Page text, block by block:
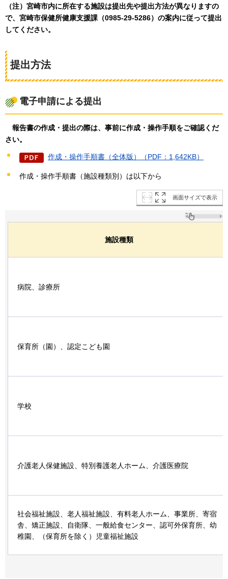
（注）宮崎市内に所在する施設は提出先や提出方法が異なりますの
で、宮崎市保健所健康支援課（0985-29-5286）の案内に従って提出
してください。
提出方法
電子申請による提出
報告書の作成・提出の際は、事前に作成・操作手順をご確認くだ
さい。
作成・操作手順書（全体版）（PDF：1,642KB）
作成・操作手順書（施設種類別）は以下から
画面サイズで表示
施設種類
病院、診療所
保育所（園）、認定こども園
学校
介護老人保健施設、特別養護老人ホーム、介護医療院
社会福祉施設、老人福祉施設、有料老人ホーム、事業所、寄宿
舎、矯正施設、自衛隊、一般給食センター、認可外保育所、幼
稚園、（保育所を除く）児童福祉施設